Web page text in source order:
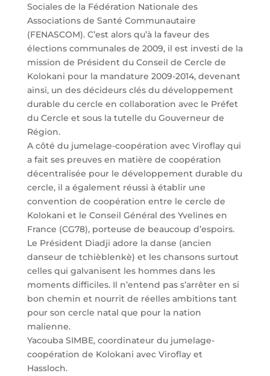
Sociales de la Fédération Nationale des
Associations de Santé Communautaire
(FENASCOM). C’est alors qu’à la faveur des
élections communales de 2009, il est investi de la
mission de Président du Conseil de Cercle de
Kolokani pour la mandature 2009-2014, devenant
ainsi, un des décideurs clés du développement
durable du cercle en collaboration avec le Préfet
du Cercle et sous la tutelle du Gouverneur de
Région.
A côté du jumelage-coopération avec Viroflay qui
a fait ses preuves en matière de coopération
décentralisée pour le développement durable du
cercle, il a également réussi à établir une
convention de coopération entre le cercle de
Kolokani et le Conseil Général des Yvelines en
France (CG78), porteuse de beaucoup d’espoirs.
Le Président Diadji adore la danse (ancien
danseur de tchièblenkè) et les chansons surtout
celles qui galvanisent les hommes dans les
moments difficiles. Il n’entend pas s’arrêter en si
bon chemin et nourrit de réelles ambitions tant
pour son cercle natal que pour la nation
malienne.
Yacouba SIMBE, coordinateur du jumelage-
coopération de Kolokani avec Viroflay et
Hassloch.